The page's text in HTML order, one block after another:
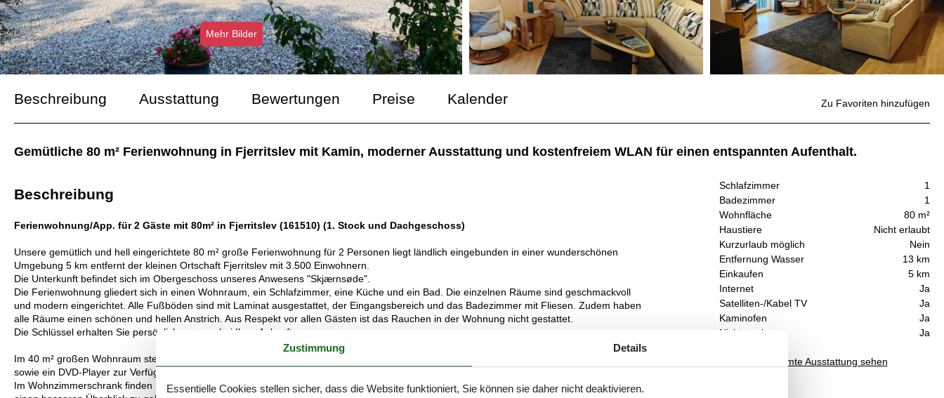
Mehr Bilder
Beschreibung Ausstattung Bewertungen Preise Kalender
Gemütliche 80 m² Ferienwohnung in Fjerritslev mit Kamin, moderner Ausstattung und kostenfreiem WLAN für einen entspannten Aufenthalt.
Schlafzimmer
1
Badezimmer
1
Wohnfläche
80 m²
Haustiere
Nicht erlaubt
Kurzurlaub möglich
Nein
Entfernung Wasser
13 km
Einkaufen
5 km
Internet
Ja
Satelliten-/Kabel TV
Ja
Kaminofen
Ja
Nichtraucher
Ja
Gesamte Ausstattung sehen
Zu Favoriten hinzufügen
Beschreibung
Ferienwohnung/App. für 2 Gäste mit 80m² in Fjerritslev (161510) (1. Stock und Dachgeschoss)
Unsere gemütlich und hell eingerichtete 80 m² große Ferienwohnung für 2 Personen liegt ländlich eingebunden in einer wunderschönen
Umgebung 5 km entfernt der kleinen Ortschaft Fjerritslev mit 3.500 Einwohnern.
Die Unterkunft befindet sich im Obergeschoss unseres Anwesens "Skjærnsøde".
Die Ferienwohnung gliedert sich in einen Wohnraum, ein Schlafzimmer, eine Küche und ein Bad. Die einzelnen Räume sind geschmackvoll
und modern eingerichtet. Alle Fußböden sind mit Laminat ausgestattet, der Eingangsbereich und das Badezimmer mit Fliesen. Zudem haben
alle Räume einen schönen und hellen Anstrich. Aus Respekt vor allen Gästen ist das Rauchen in der Wohnung nicht gestattet.
Die Schlüssel erhalten Sie persönlich von uns bei Ihrer Ankunft.
Im 40 m² großen Wohnraum stehen Ihnen eine gemütliche, bequeme Wohnlandschaft, ein Couchtisch, ein 40" großer LED-Farbfernseher
sowie ein DVD-Player zur Verfügung. Der Fernsehempfang erfolgt via Satellit mit deutschen Programmen (ASTRA), auch gratis Prime Video.
Im Wohnzimmerschrank finden Sie Utensilien des täglichen Bedarfs und selbstverständlich Informationsbroschüren, um Ihrer Planung vor Ort
Zustimmung Details
Essentielle Cookies stellen sicher, dass die Website funktioniert, Sie können sie daher nicht deaktivieren.